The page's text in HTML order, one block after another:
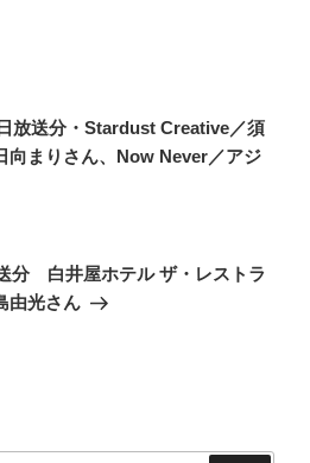
放送分・Stardust Creative／須
向まりさん、Now Never／アジ
分 白井屋ホテル ザ・レストラ
由光さん